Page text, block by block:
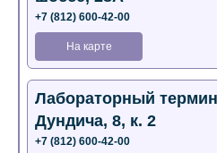
+7 (812) 600-42-00
На карте
Лабораторный
Дундича, 8, к. 2
+7 (812) 600-42-00